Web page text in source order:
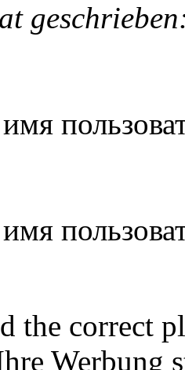
the correct
Werbung